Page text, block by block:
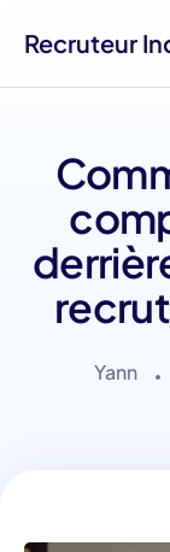
Recruteur
Yann